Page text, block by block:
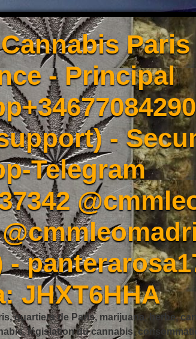
- Principal
-
Telegram
JHXT6HHA
quartiers de Paris, marijuana, herbe,
législation du cannabis,